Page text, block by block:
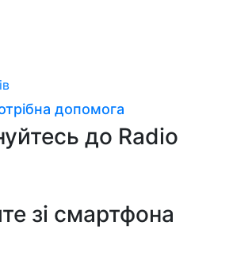
допомога
до Radio
зі смартфона